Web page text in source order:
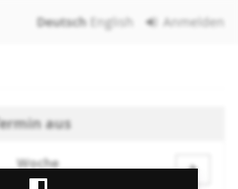
Deutsch English Anmelden
aus
Woche